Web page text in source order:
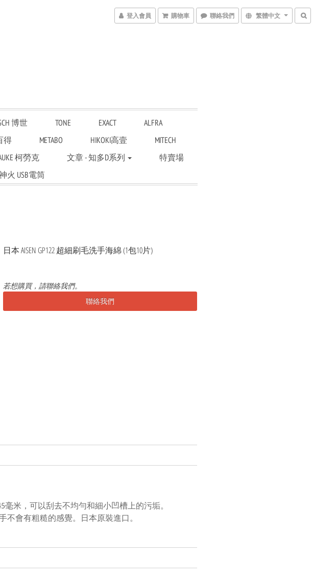
登入會員 購物車 聯絡我們 繁體中文
博世 TONE EXACT
ALFRA
得 METABO HIKOKI高壹
MITECH
柯勞克 文章 - 知多D系列
特賣場
神火 USB電筒
日本 AISEN GP122 超細刷毛洗手海綿 (1包10片)
若想購買，請聯絡我們。
聯絡我們
毫米，可以刮去不均勻和細小凹槽上的污垢。
不會有粗糙的感覺。 日本原裝進口。